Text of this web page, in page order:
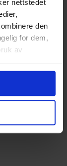
nettstedet
den
for dem,
av